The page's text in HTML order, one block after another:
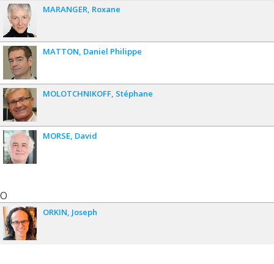
MARANGER Roxane
MATTON Daniel Philippe
MOLOTCHNIKOFF Stéphane
MORSE David
O
ORKIN Joseph